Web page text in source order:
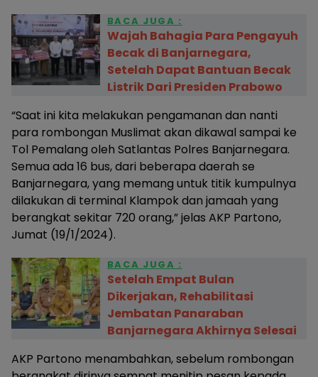
BACA JUGA :
Wajah Bahagia Para Pengayuh
Becak di Banjarnegara,
Setelah Dapat Bantuan Becak
Listrik Dari Presiden Prabowo
“Saat ini kita melakukan pengamanan dan nanti
para rombongan Muslimat akan dikawal sampai ke
Tol Pemalang oleh Satlantas Polres Banjarnegara.
Semua ada 16 bus, dari beberapa daerah se
Banjarnegara, yang memang untuk titik kumpulnya
dilakukan di terminal Klampok dan jamaah yang
berangkat sekitar 720 orang,” jelas AKP Partono,
Jumat (19/1/2024).
BACA JUGA :
Setelah Empat Bulan
Dikerjakan, Rehabilitasi
Jembatan Panaraban
Banjarnegara Akhirnya Selesai
AKP Partono menambahkan, sebelum rombongan